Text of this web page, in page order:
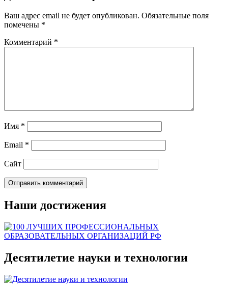
Ваш адрес email не будет опубликован. Обязательные поля
помечены *
Комментарий *
Имя *
Email *
Сайт
Наши достижения
Десятилетие науки и технологии